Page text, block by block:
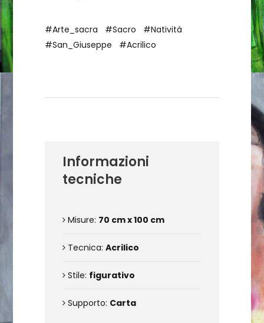
#Arte_sacra #Sacro
#Natività
#San_Giuseppe
#Acrilico
Informazioni
tecniche
Misure: 70 cm x 100 cm
Tecnica: Acrilico
Stile: figurativo
Supporto: Carta